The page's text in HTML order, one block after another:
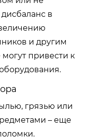
в
и другим
привести к
грязью или
– еще